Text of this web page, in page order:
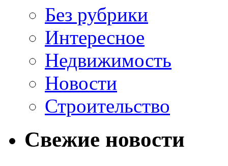
Без рубрики
Интересное
Недвижимость
Новости
Строительство
Свежие новости